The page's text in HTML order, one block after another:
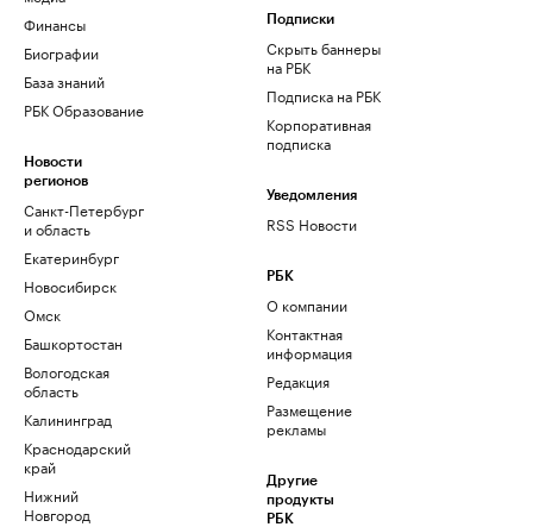
Финансы
Биографии
База знаний
РБК Образование
Новости
регионов
Санкт-Петербург
и область
Екатеринбург
Новосибирск
Омск
Башкортостан
Вологодская
область
Калининград
Краснодарский
край
Нижний
Новгород
Подписки
Скрыть баннеры
на РБК
Подписка на РБК
Корпоративная
подписка
Уведомления
RSS Новости
РБК
О компании
Контактная
информация
Редакция
Размещение
рекламы
Другие
продукты
РБК